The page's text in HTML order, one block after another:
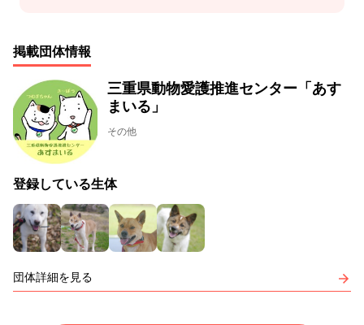
掲載団体情報
三重県動物愛護推進センター「あす
まいる」
その他
登録している生体
団体詳細を見る